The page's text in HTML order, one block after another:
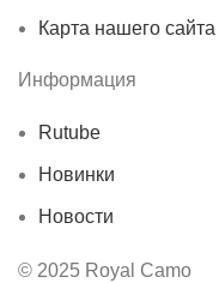
Карта нашего сайта
Информация
Rutube
Новинки
Новости
© 2025 Royal Camo